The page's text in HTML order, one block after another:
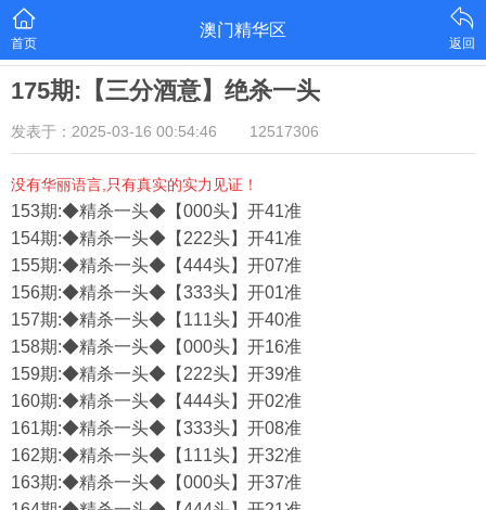
首页
澳门精华区
返回
175期:【三分酒意】绝杀一头
发表于：2025-03-16 00:54:46 12517306
没有华丽语言,只有真实的实力见证！
153期:◆精杀一头◆【000头】开41准
154期:◆精杀一头◆【222头】开41准
155期:◆精杀一头◆【444头】开07准
156期:◆精杀一头◆【333头】开01准
157期:◆精杀一头◆【111头】开40准
158期:◆精杀一头◆【000头】开16准
159期:◆精杀一头◆【222头】开39准
160期:◆精杀一头◆【444头】开02准
161期:◆精杀一头◆【333头】开08准
162期:◆精杀一头◆【111头】开32准
163期:◆精杀一头◆【000头】开37准